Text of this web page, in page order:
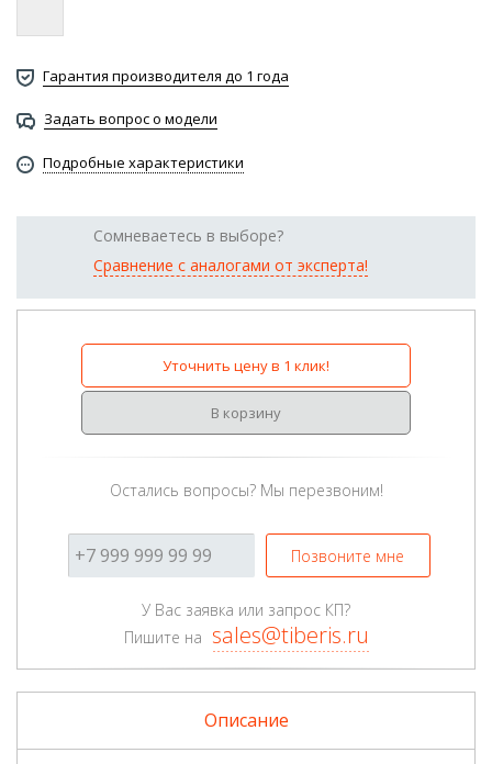
Гарантия производителя до 1 года
Задать вопрос о модели
Подробные характеристики
Сомневаетесь в выборе?
Сравнение с аналогами от эксперта!
Уточнить цену в 1 клик!
В корзину
Остались вопросы? Мы перезвоним!
Позвоните мне
У Вас заявка или запрос КП?
Пишите на sales@tiberis.ru
Описание